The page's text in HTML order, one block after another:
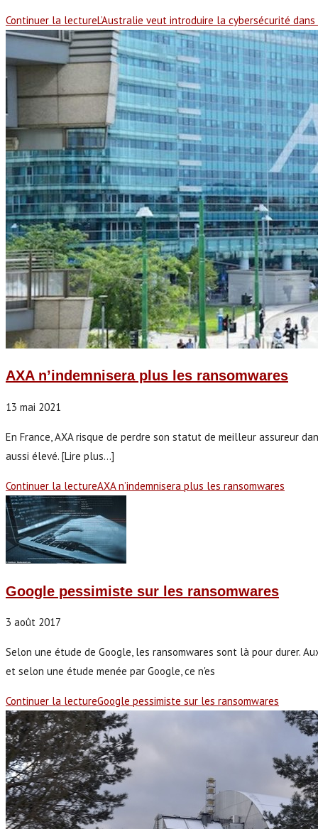
Continuer la lectureL’Australie veut introduire la cybersécurité
AXA n’indemnisera plus les ransomwares
13 mai 2021
En France, AXA risque de perdre son statut de meilleur assureur
aussi élevé. [Lire plus...]
Continuer la lectureAXA n’indemnisera plus les ransomwares
Google pessimiste sur les ransomwares
3 août 2017
Selon une étude de Google, les ransomwares sont là pour durer.
et selon une étude menée par Google, ce n'es
Continuer la lectureGoogle pessimiste sur les ransomwares